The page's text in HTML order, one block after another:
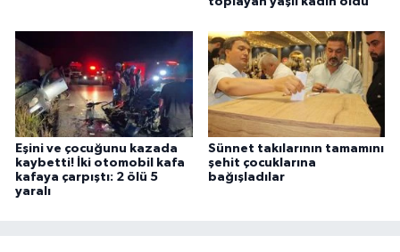
Eşini ve çocuğunu kazada
kaybetti! İki otomobil kafa
kafaya çarpıştı: 2 ölü 5
yaralı
Sünnet takılarının tamamını
şehit çocuklarına
bağışladılar